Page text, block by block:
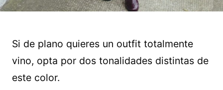
Si de plano quieres un outfit totalmente
vino, opta por dos tonalidades distintas de
este color.